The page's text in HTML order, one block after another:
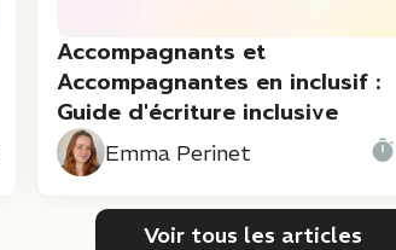
Accompagnants et
Accompagnantes en inclusif :
Guide d'écriture inclusive
Emma Perinet
Voir tous les articles